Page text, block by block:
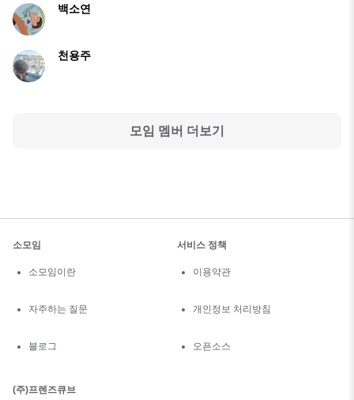
백소연
천용주
모임 멤버 더보기
소모임
소모임이란
자주하는 질문
블로그
서비스 정책
이용약관
개인정보 처리방침
오픈소스
(주)프렌즈큐브